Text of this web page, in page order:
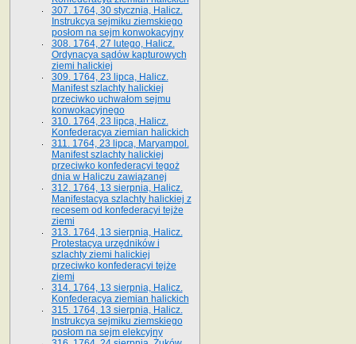
307. 1764, 30 stycznia, Halicz.
Instrukcya sejmiku ziemskiego
posłom na sejm konwokacyjny
308. 1764, 27 lutego, Halicz.
Ordynacya sądów kapturowych
ziemi halickiej
309. 1764, 23 lipca, Halicz.
Manifest szlachty halickiej
przeciwko uchwałom sejmu
konwokacyjnego
310. 1764, 23 lipca, Halicz.
Konfederacya ziemian halickich
311. 1764, 23 lipca, Maryampol.
Manifest szlachty halickiej
przeciwko konfederacyi tegoż
dnia w Haliczu zawiązanej
312. 1764, 13 sierpnia, Halicz.
Manifestacya szlachty halickiej z
recesem od konfederacyi tejże
ziemi
313. 1764, 13 sierpnia, Halicz.
Protestacya urzędników i
szlachty ziemi halickiej
przeciwko konfederacyi tejże
ziemi
314. 1764, 13 sierpnia, Halicz.
Konfederacya ziemian halickich
315. 1764, 13 sierpnia, Halicz.
Instrukcya sejmiku ziemskiego
posłom na sejm elekcyjny